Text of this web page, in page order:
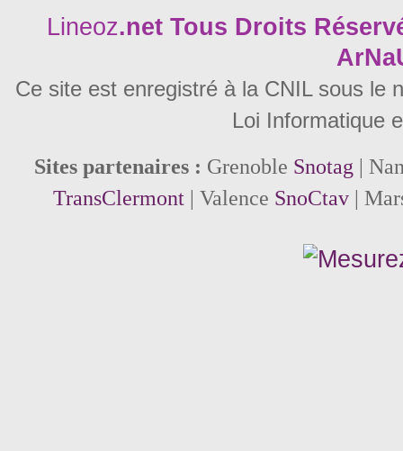
Lineoz.net Tous Droits
Ce site est enregistré à la CNIL sous le
Loi Informatique
Sites partenaires : Grenoble Snotag |
TransClermont| Valence SnoCtav|